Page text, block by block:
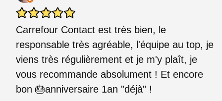
Carrefour Contact est très bien, le
responsable très agréable, l'équipe au top, je
viens très régulièrement et je m'y plaît, je
vous recommande absolument ! Et encore
bon 🎂anniversaire 1an "déjà" !